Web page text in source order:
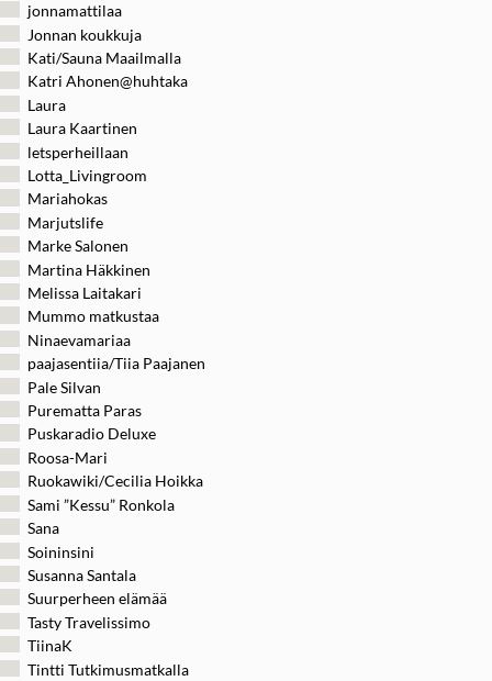
jonnamattilaa
Jonnan koukkuja
Kati/Sauna Maailmalla
Katri Ahonen@huhtaka
Laura
Laura Kaartinen
letsperheillaan
Lotta_Livingroom
Mariahokas
Marjutslife
Marke Salonen
Martina Häkkinen
Melissa Laitakari
Mummo matkustaa
Ninaevamariaa
paajasentiia/Tiia Paajanen
Pale Silvan
Purematta Paras
Puskaradio Deluxe
Roosa-Mari
Ruokawiki/Cecilia Hoikka
Sami ”Kessu” Ronkola
Sana
Soininsini
Susanna Santala
Suurperheen elämää
Tasty Travelissimo
TiinaK
Tintti Tutkimusmatkalla